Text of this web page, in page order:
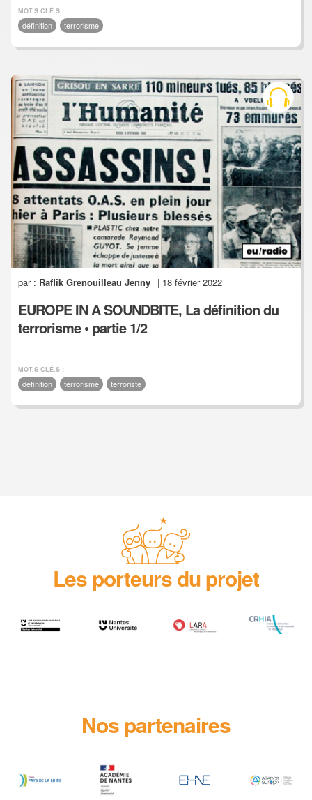
MOT.S CLÉ.S :
définition terrorisme
par : Raflik Grenouilleau Jenny | 18 février 2022
EUROPE IN A SOUNDBITE, La définition du
terrorisme • partie 1/2
MOT.S CLÉ.S :
définition terrorisme terroriste
Les porteurs du projet
Nos partenaires